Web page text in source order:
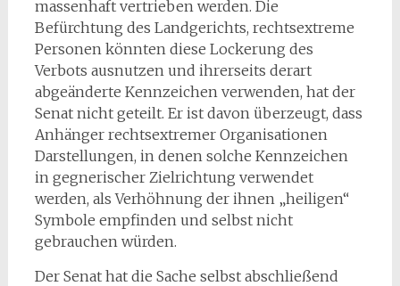
massenhaft vertrieben werden. Die
Befürchtung des Landgerichts, rechtsextreme
Personen könnten diese Lockerung des
Verbots ausnutzen und ihrerseits derart
abgeänderte Kennzeichen verwenden, hat der
Senat nicht geteilt. Er ist davon überzeugt, dass
Anhänger rechtsextremer Organisationen
Darstellungen, in denen solche Kennzeichen
in gegnerischer Zielrichtung verwendet
werden, als Verhöhnung der ihnen „heiligen“
Symbole empfinden und selbst nicht
gebrauchen würden.
Der Senat hat die Sache selbst abschließend